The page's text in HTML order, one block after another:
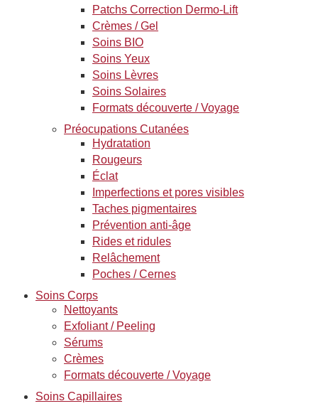
Patchs Correction Dermo-Lift
Crèmes / Gel
Soins BIO
Soins Yeux
Soins Lèvres
Soins Solaires
Formats découverte / Voyage
Préocupations Cutanées
Hydratation
Rougeurs
Éclat
Imperfections et pores visibles
Taches pigmentaires
Prévention anti-âge
Rides et ridules
Relâchement
Poches / Cernes
Soins Corps
Nettoyants
Exfoliant / Peeling
Sérums
Crèmes
Formats découverte / Voyage
Soins Capillaires